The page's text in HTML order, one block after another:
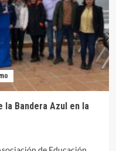
Bandera Azul en la